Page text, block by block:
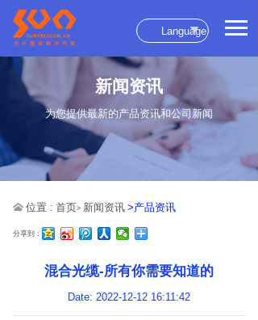
Language
新闻资讯
为您提供最新的产品资讯和公司新闻
位置 : 首页> 新闻资讯 >产品资讯
分享到：
混合光缆-所有你需要知道的
Date: 2022-12-12 16:11:42